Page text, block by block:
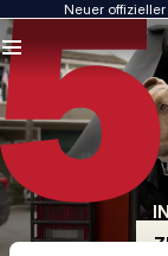
Neuer
QUALITÄT
Unsere
Materialien und
US ORIGIN
Unsere
ist roh,
MARKE MIT
Unsere
Individualisten